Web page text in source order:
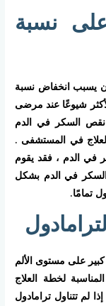
نسبة
يسبب انخفاض نسبة
شيوعًا عند مرضى
السكر في الدم
في المستشفى .
في الدم ، فقد يقوم
السكر في الدم بشكل
تمامًا.
على مستوى الألم
لخطة العلاج
لم تتناول ترامادول